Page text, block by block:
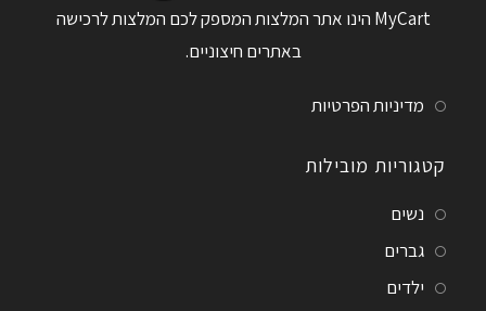
MyCart הינו אתר המלצות המספק לכם המלצות לרכישה
באתרים חיצוניים.
מדיניות הפרטיות
קטגוריות מובילות
נשים
גברים
ילדים